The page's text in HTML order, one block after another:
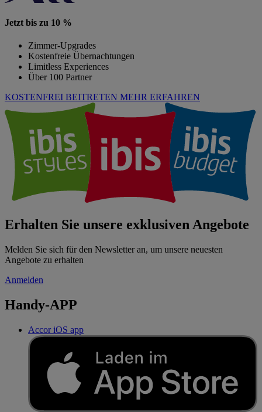
Jetzt bis zu 10 %
Zimmer-Upgrades
Kostenfreie Übernachtungen
Limitless Experiences
Über 100 Partner
KOSTENFREI BEITRETEN MEHR ERFAHREN
Erhalten Sie unsere exklusiven Angebote
Melden Sie sich für den Newsletter an, um unsere neuesten
Angebote zu erhalten
Anmelden
Handy-APP
Accor iOS app